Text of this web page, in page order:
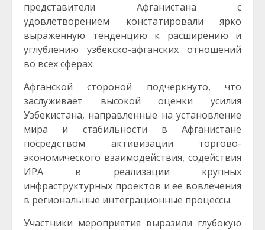
представители Афганистана с
удовлетворением констатировали ярко
выраженную тенденцию к расширению и
углублению узбекско-афганских отношений
во всех сферах.
Афганской стороной подчеркнуто, что
заслуживает высокой оценки усилия
Узбекистана, направленные на установление
мира и стабильности в Афганистане
посредством активизации торгово-
экономического взаимодействия, содействия
ИРА в реализации крупных
инфраструктурных проектов и ее вовлечения
в региональные интеграционные процессы.
Участники мероприятия выразили глубокую